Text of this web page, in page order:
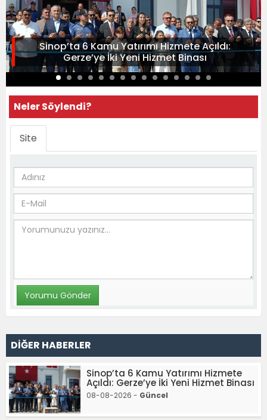
Sinop’ta 6 Kamu Yatırımı Hizmete Açıldı:
Gerze’ye İki Yeni Hizmet Binası
Neler Söylendi?
Site
DİĞER HABERLER
Sinop’ta 6 Kamu Yatırımı Hizmete
Açıldı: Gerze’ye İki Yeni Hizmet Binası
08-08-2026 - Güncel